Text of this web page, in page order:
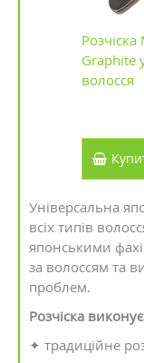
Graphite
волосся
Універсальна
всіх типів
японськими
за волоссям та
проблем.
Розчіска
✦ традиційне